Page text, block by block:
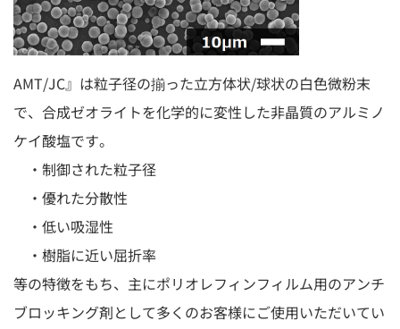
AMT/JC』は粒子径の揃った立方体状/球状の白色微粉末
で、合成ゼオライトを化学的に変性した非晶質のアルミノ
ケイ酸塩です。
・制御された粒子径
・優れた分散性
・低い吸湿性
・樹脂に近い屈折率
等の特徴をもち、主にポリオレフィンフィルム用のアンチ
ブロッキング剤として多くのお客様にご使用いただいてい